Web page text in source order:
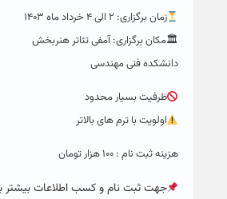
زمان برگزاری: ۲ الی ۴ خرداد ماه ۱۴۰۳
🏛مکان برگزاری: آمفی تئاتر هنربخش
دانشکده فنی مهندسی
ظرفیت بسیار محدود
اولویت با ترم های بالاتر
هزینه ثبت نام : ۱۰۰ هزار تومان
جهت‌ ثبت نام و کسب اطلاعات بیشتر